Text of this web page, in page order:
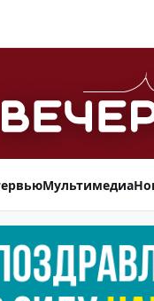
Мультимедиа